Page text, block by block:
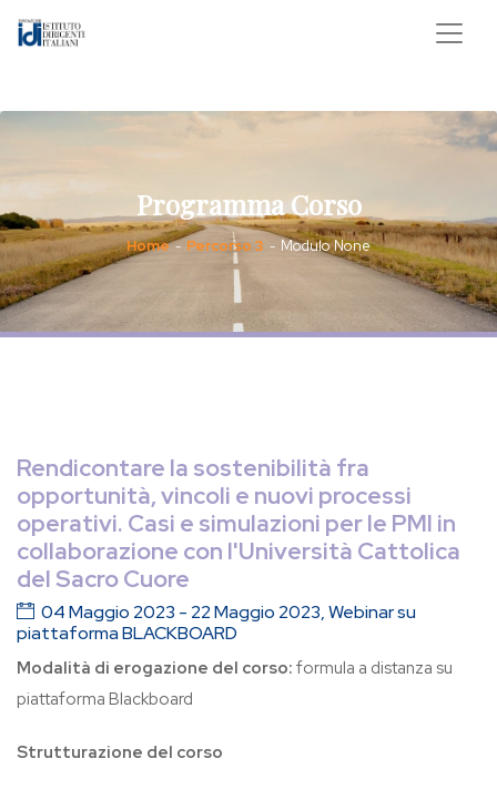
Programma Corso
Home - Percorso 3 - Modulo None
Rendicontare la sostenibilità fra
opportunità, vincoli e nuovi processi
operativi. Casi e simulazioni per le PMI in
collaborazione con l'Università Cattolica
del Sacro Cuore
04 Maggio 2023 - 22 Maggio 2023, Webinar su
piattaforma BLACKBOARD
Modalità di erogazione del corso: formula a distanza su
piattaforma Blackboard
Strutturazione del corso